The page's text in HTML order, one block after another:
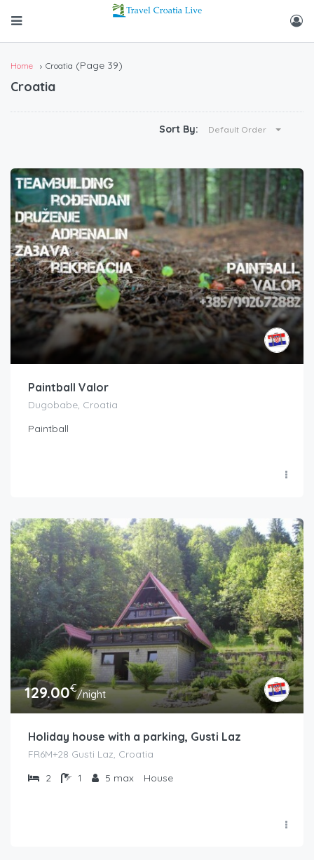
Home Croatia (Page 39)
Croatia
Sort By: Default Order
Paintball Valor
Dugobabe, Croatia
Paintball
129.00€/night
Holiday house with a parking, Gusti Laz
FR6M+28 Gusti Laz, Croatia
2
1 5 max House